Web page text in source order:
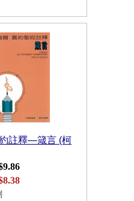
註釋—箴言 (柯